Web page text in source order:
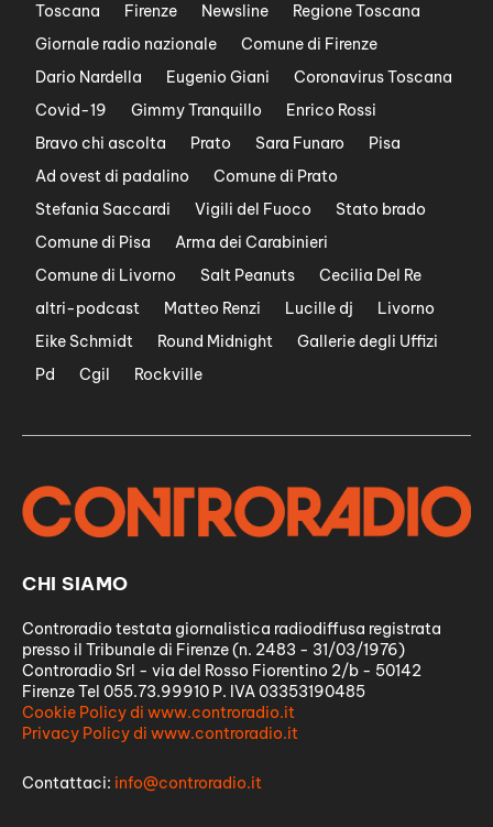
Toscana Firenze Newsline
Regione Toscana
Giornale radio nazionale
Comune di Firenze
Dario Nardella
Eugenio Giani
Coronavirus Toscana
Covid-19
Gimmy Tranquillo
Enrico Rossi
Bravo chi ascolta
Prato Sara Funaro
Pisa
Ad ovest di padalino
Comune di Prato
Stefania Saccardi
Vigili del Fuoco
Stato brado
Comune di Pisa
Arma dei Carabinieri
Comune di Livorno
Salt Peanuts
Cecilia Del Re
altri-podcast
Matteo Renzi Lucille dj
Livorno
Eike Schmidt
Round Midnight
Gallerie degli Uffizi
Pd
Cgil Rockville
CHI SIAMO
Controradio testata giornalistica radiodiffusa registrata
presso il Tribunale di Firenze (n. 2483 - 31/03/1976)
Controradio Srl - via del Rosso Fiorentino 2/b - 50142
Firenze Tel 055.73.99910 P. IVA 03353190485
Cookie Policy di www.controradio.it
Privacy Policy di www.controradio.it
Contattaci: info@controradio.it